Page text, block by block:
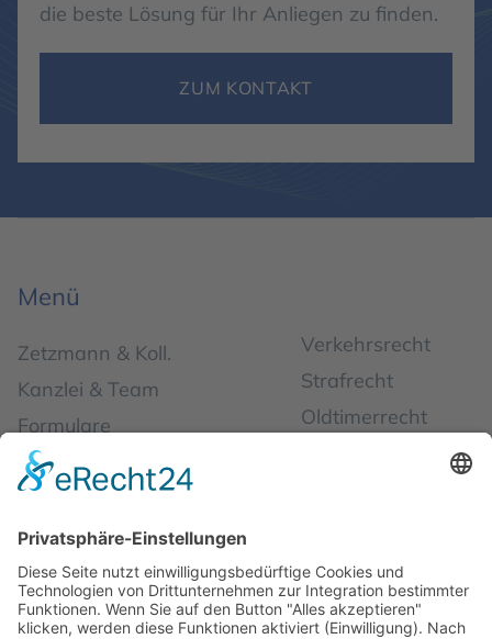
die beste Lösung für Ihr Anliegen zu finden.
ZUM KONTAKT
Menü
Zetzmann & Koll.
Kanzlei & Team
Formulare
Neu & Aktuell
Kontakt
Schadensmeldung
Verkehrsrecht
Strafrecht
Oldtimerrecht